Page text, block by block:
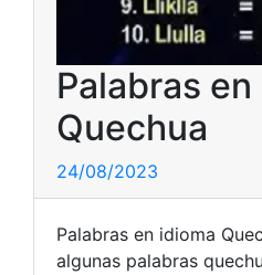
Palabras
Quechua
24/08/2023
Palabras en idioma
algunas palabras